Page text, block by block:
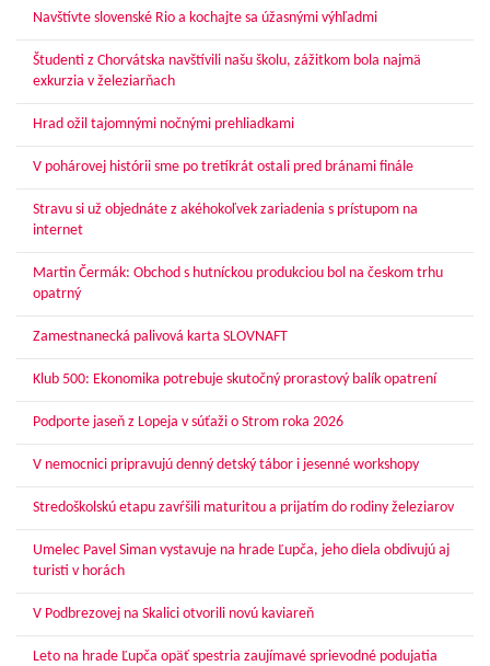
Navštívte slovenské Rio a kochajte sa úžasnými výhľadmi
Študenti z Chorvátska navštívili našu školu, zážitkom bola najmä
exkurzia v železiarňach
Hrad ožil tajomnými nočnými prehliadkami
V pohárovej histórii sme po tretíkrát ostali pred bránami finále
Stravu si už objednáte z akéhokoľvek zariadenia s prístupom na
internet
Martin Čermák: Obchod s hutníckou produkciou bol na českom trhu
opatrný
Zamestnanecká palivová karta SLOVNAFT
Klub 500: Ekonomika potrebuje skutočný prorastový balík opatrení
Podporte jaseň z Lopeja v súťaži o Strom roka 2026
V nemocnici pripravujú denný detský tábor i jesenné workshopy
Stredoškolskú etapu zavŕšili maturitou a prijatím do rodiny železiarov
Umelec Pavel Siman vystavuje na hrade Ľupča, jeho diela obdivujú aj
turisti v horách
V Podbrezovej na Skalici otvorili novú kaviareň
Leto na hrade Ľupča opäť spestria zaujímavé sprievodné podujatia